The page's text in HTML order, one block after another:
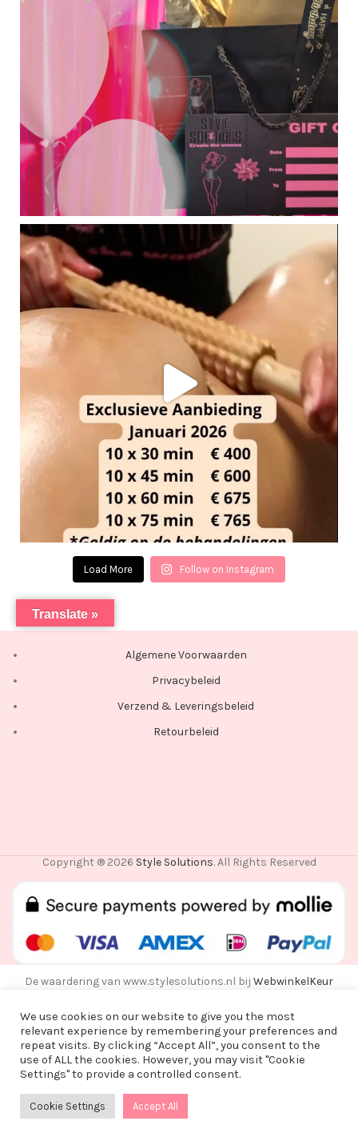
Vanwege een korte vakantie worden alle
maandag 3 augustus na 15:00 pas op woensdag
Load More Follow on Instagram
Algemene Voorwaarden
Privacybeleid
Verzend & Leveringsbeleid
Retourbeleid
Copyright ® 2026 Style Solutions. All Rights Reserved
We use cookies on our website to give you the most
relevant experience by remembering your preferences and
repeat visits. By clicking “Accept All”, you consent to the
use of ALL the cookies. However, you may visit "Cookie
Settings" to provide a controlled consent.
Cookie Settings Accept All
Translate »
De waardering van www.stylesolutions.nl bij WebwinkelKeur
0